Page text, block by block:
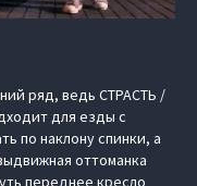
ряд, ведь СТРАСТЬ /
для езды с
по наклону спинки, а
оттоманка
переднее кресло